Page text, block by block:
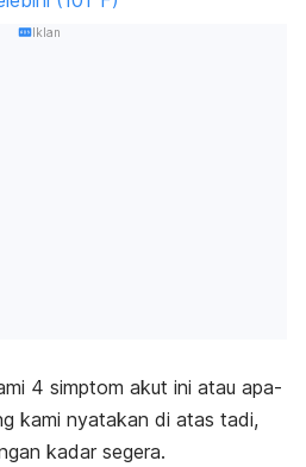
Iklan
4 simptom akut ini atau apa-
kami nyatakan di atas tadi,
kadar segera.